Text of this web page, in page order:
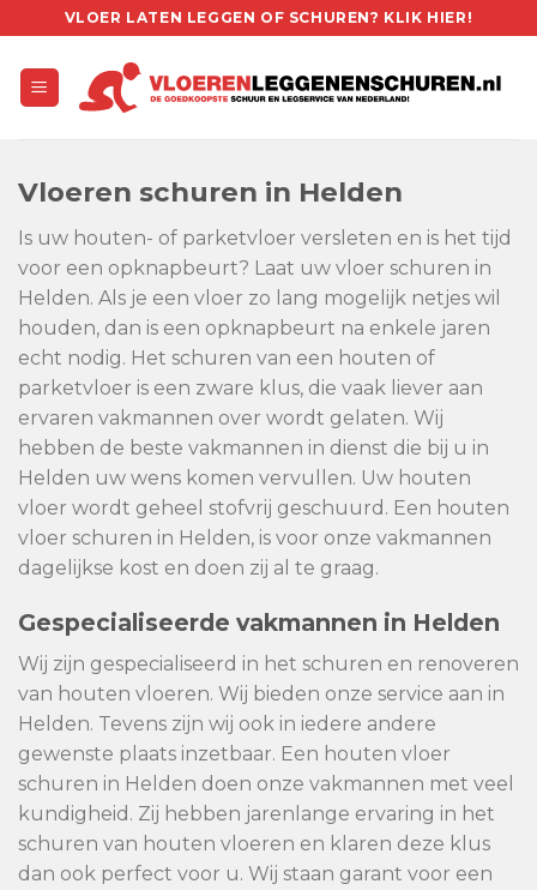
to
content
VLOER LATEN LEGGEN OF SCHUREN? KLIK HIER!
Vloeren schuren in Helden
Is uw houten- of parketvloer versleten en is het tijd
voor een opknapbeurt? Laat uw vloer schuren in
Helden. Als je een vloer zo lang mogelijk netjes wil
houden, dan is een opknapbeurt na enkele jaren
echt nodig. Het schuren van een houten of
parketvloer is een zware klus, die vaak liever aan
ervaren vakmannen over wordt gelaten. Wij
hebben de beste vakmannen in dienst die bij u in
Helden uw wens komen vervullen. Uw houten
vloer wordt geheel stofvrij geschuurd. Een houten
vloer schuren in Helden, is voor onze vakmannen
dagelijkse kost en doen zij al te graag.
Gespecialiseerde vakmannen in Helden
Wij zijn gespecialiseerd in het schuren en renoveren
van houten vloeren. Wij bieden onze service aan in
Helden. Tevens zijn wij ook in iedere andere
gewenste plaats inzetbaar. Een houten vloer
schuren in Helden doen onze vakmannen met veel
kundigheid. Zij hebben jarenlange ervaring in het
schuren van houten vloeren en klaren deze klus
dan ook perfect voor u. Wij staan garant voor een